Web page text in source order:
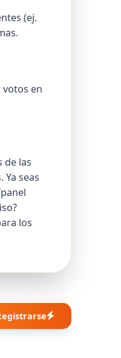
(ej.
en
de las
seas
los